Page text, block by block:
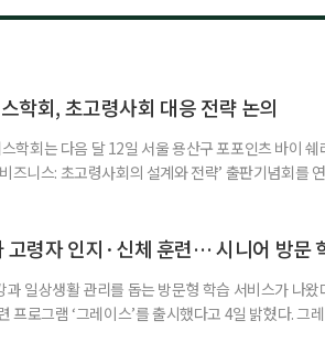
학회, 초고령사회 대응 전략 논의
학회는 다음 달 12일 서울 용산구 포포인츠 바이
즈니스: 초고령사회의 설계와 전략’ 출판기념회를
조강연을 한다. 이어 공동저자들이 돌봄과 금융, 헬
고령자 인지·신체 훈련… 시니어 방문
과 일상생활 관리를 돕는 방문형 학습 서비스가 나
프로그램 ‘그레이스’를 출시했다고 4일 밝혔다. 그